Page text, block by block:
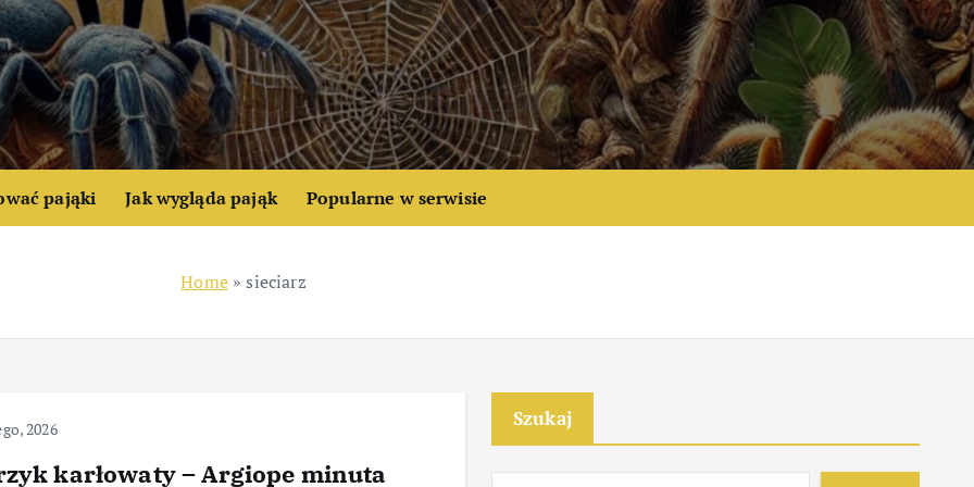
pająki Jak wygląda pająk Popularne w serwisie
Home»sieciarz
2026
karłowaty – Argiope minuta
Szukaj